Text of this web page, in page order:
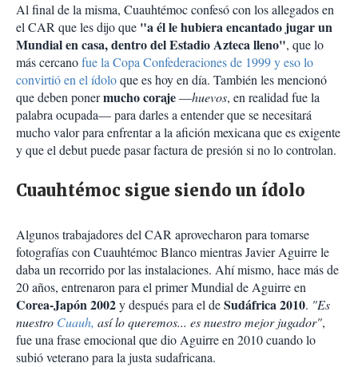
Al final de la misma, Cuauhtémoc confesó con los allegados en
el CAR que les dijo que "a él le hubiera encantado jugar un
Mundial en casa, dentro del Estadio Azteca lleno", que lo
más cercanofue la Copa Confederaciones de 1999 y eso lo
convirtió en el ídoloque es hoy en día. También les mencionó
que deben ponermucho coraje—huevos, en realidad fue la
palabra ocupada— para darles a entender que se necesitará
mucho valor para enfrentar a la afición mexicana que es exigente
y que el debut puede pasar factura de presión si no lo controlan.
Cuauhtémoc sigue siendo un ídolo
Algunos trabajadores del CAR aprovecharon para tomarse
fotografías con Cuauhtémoc Blanco mientras Javier Aguirre le
daba un recorrido por las instalaciones. Ahí mismo, hace más de
20 años, entrenaron para el primer Mundial de Aguirre en
Corea-Japón 2002y después para el deSudáfrica 2010. "Es
nuestro Cuauh, así lo queremos... es nuestro mejor jugador",
fue una frase emocional que dio Aguirre en 2010 cuando lo
subió veterano para la justa sudafricana.